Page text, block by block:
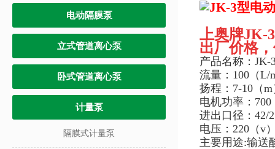
电动隔膜泵
立式管道离心泵
卧式管道离心泵
计量泵
隔膜式计量泵
上奥牌JK-
出厂价格
产品名称： JK-
流量：100（L/
扬程：7-10（m
电机功率：700
进出口径：42/
电压：220（v
主要用途:输送